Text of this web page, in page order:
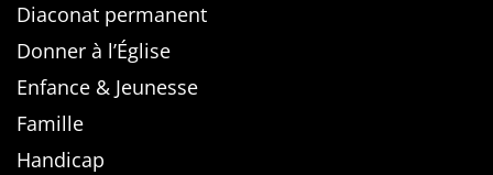
Diaconat permanent
Donner à l’Église
Enfance & Jeunesse
Famille
Handicap